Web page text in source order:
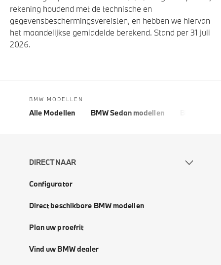
rekening houdend met de technische en
gegevensbeschermingsvereisten, en hebben we hiervan
het maandelijkse gemiddelde berekend. Stand per 31 juli
2026.
BMW MODELLEN
Alle Modellen BMW Sedan modellen
DIRECT NAAR
Configurator
Direct beschikbare BMW modellen
Plan uw proefrit
Vind uw BMW dealer